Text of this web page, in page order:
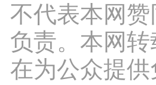
不代表本网
负责。本网
在为公众提